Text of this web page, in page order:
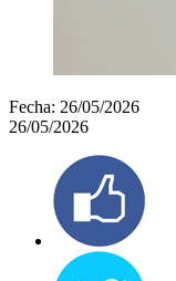
Fecha: 26/05/2026
26/05/2026